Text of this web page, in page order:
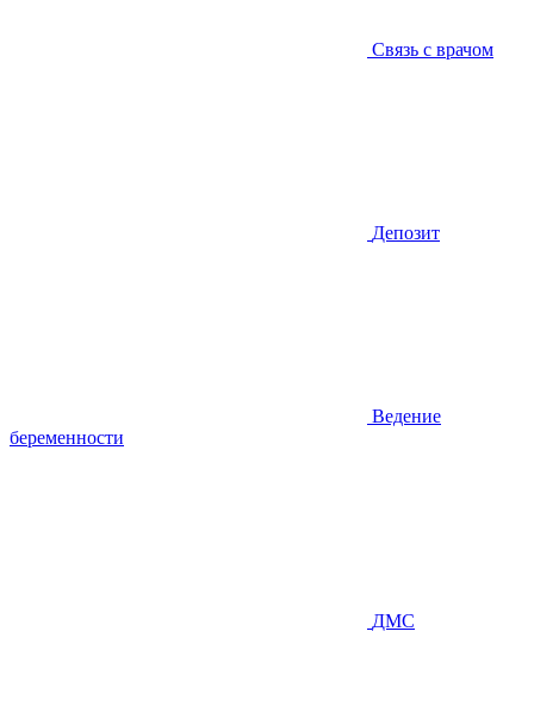
Связь с врачом
Депозит
Ведение
беременности
ДМС